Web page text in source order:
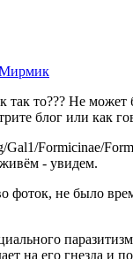
так то??? Не
блог или как
Formicinae/
- увидем.
фоток, не было
на его гнезда